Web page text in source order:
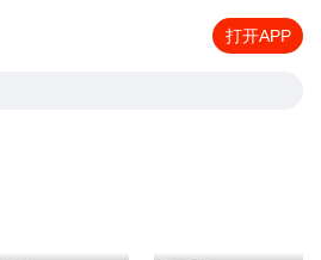
打开APP